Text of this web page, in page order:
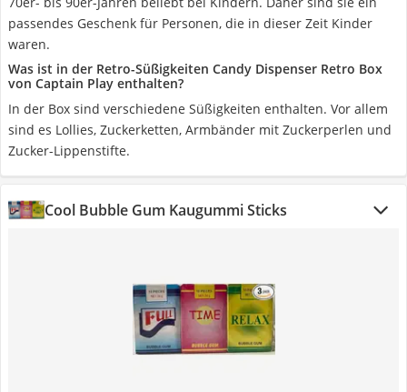
passendes Geschenk für Personen, die in dieser Zeit Kinder
waren.
Was ist in der Retro-Süßigkeiten Candy Dispenser Retro Box
von Captain Play enthalten?
In der Box sind verschiedene Süßigkeiten enthalten. Vor allem
sind es Lollies, Zuckerketten, Armbänder mit Zuckerperlen und
Zucker-Lippenstifte.
Cool Bubble Gum Kaugummi Sticks